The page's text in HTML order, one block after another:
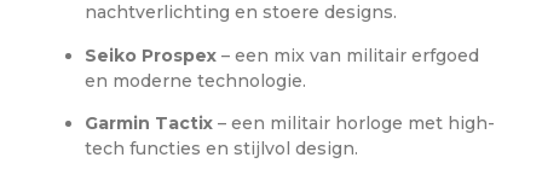
nachtverlichting en stoere designs.
Seiko Prospex – een mix van militair erfgoed
en moderne technologie.
Garmin Tactix – een militair horloge met high-
tech functies en stijlvol design.